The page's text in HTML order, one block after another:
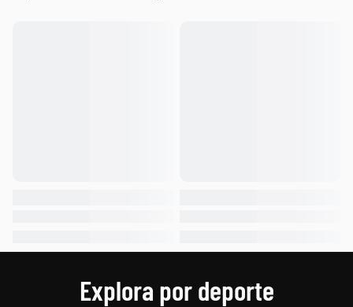
Explora por deporte